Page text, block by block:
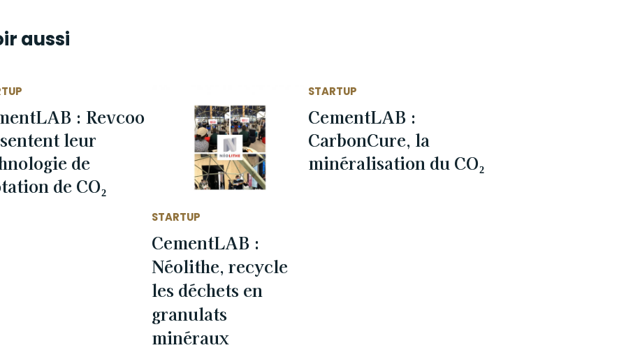
aussi
: Revcoo
leur
de
de CO₂
STARTUP
CementLAB :
Néolithe, recycle
les déchets en
granulats
minéraux
STARTUP
CementLAB :
CarbonCure, la
minéralisation du CO₂